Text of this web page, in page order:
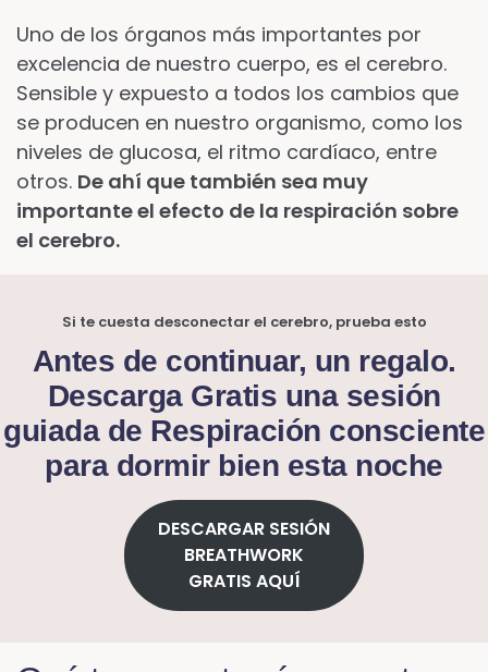
Uno de los órganos más importantes por
excelencia de nuestro cuerpo, es el cerebro.
Sensible y expuesto a todos los cambios que
se producen en nuestro organismo, como los
niveles de glucosa, el ritmo cardíaco, entre
otros. De ahí que también sea muy
importante el efecto de la respiración sobre
el cerebro.
Si te cuesta desconectar el cerebro, prueba esto
Antes de continuar, un regalo.
Descarga Gratis una sesión
guiada de Respiración consciente
para dormir bien esta noche
DESCARGAR SESIÓN
BREATHWORK
GRATIS AQUÍ